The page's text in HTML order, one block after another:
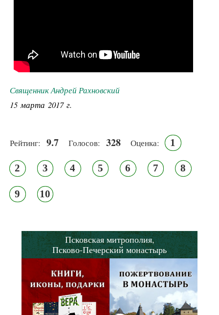
Священник Андрей Рахновский
15 марта 2017 г.
Рейтинг: 9.7 Голосов: 328 Оценка: 1
2 3 4 5 6 7 8
9 10
Псковская митрополия,
Псково-Печерский монастырь